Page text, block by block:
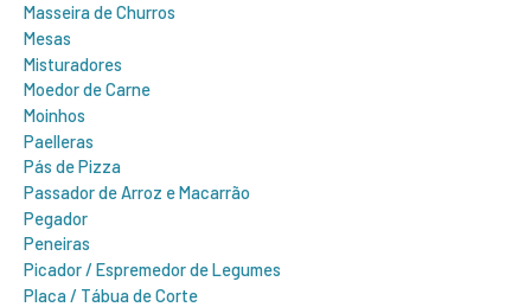
Masseira de Churros
Mesas
Misturadores
Moedor de Carne
Moinhos
Paelleras
Pás de Pizza
Passador de Arroz e Macarrão
Pegador
Peneiras
Picador / Espremedor de Legumes
Placa / Tábua de Corte